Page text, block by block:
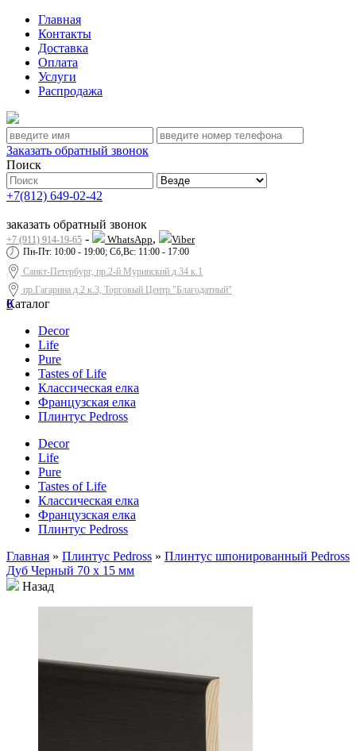
Главная
Контакты
Доставка
Оплата
Услуги
Распродажа
Заказать обратный звонок
Поиск
+7(812) 649-02-42
заказать обратный звонок
+7 (911) 914-19-65 - WhatsApp, Viber
Пн-Пт: 10:00 - 19:00; Сб,Вс: 11:00 - 17:00
Санкт-Петербург, пр.2-й Муринский д.34 к.1
пр.Гагарина д.2 к.3, Торговый Центр "Благодатный"
0
Каталог
Decor
Life
Pure
Tastes of Life
Классическая елка
Французская елка
Плинтус Pedross
Decor
Life
Pure
Tastes of Life
Классическая елка
Французская елка
Плинтус Pedross
Главная » Плинтус Pedross » Плинтус шпонированный Pedross
Дуб Черный 70 x 15 мм
Назад